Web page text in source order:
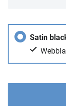
Satin